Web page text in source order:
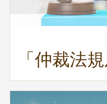
「仲裁法
制」地政